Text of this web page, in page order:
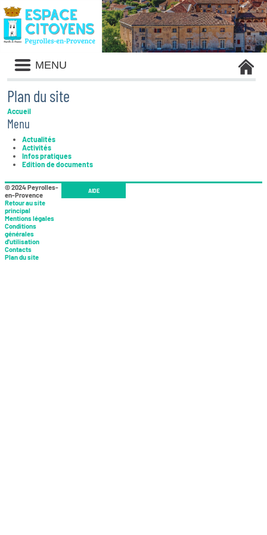
Liste
des
MENU
Plan du site
Accueil
Menu
Actualités
Activités
Infos pratiques
Edition de documents
© 2024 Peyrolles-
en-Provence
Retour au site
principal
Mentions légales
Conditions
générales
d'utilisation
Contacts
Plan du site
AIDE